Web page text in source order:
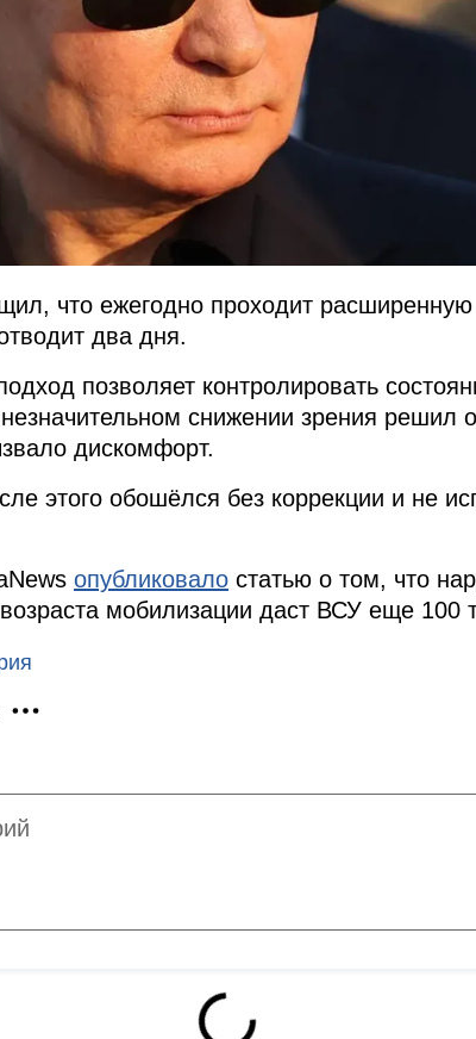
что ежегодно проходит
два дня.
позволяет контролировать
снижении зрения решил
дискомфорт.
этого обошёлся без коррекции и не
опубликовало статью о том, что
мобилизации даст ВСУ еще 100